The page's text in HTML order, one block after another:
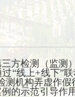
检测（监测）
“线上+线下”
机构弄虚作假
示范引导作用